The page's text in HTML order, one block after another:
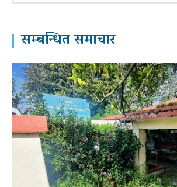
सम्बन्धित समाचार